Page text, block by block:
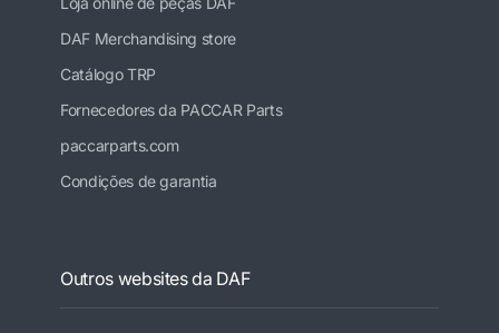
DAF Merchandising store
Catálogo TRP
Fornecedores da PACCAR Parts
paccarparts.com
Condições de garantia
Outros websites da DAF